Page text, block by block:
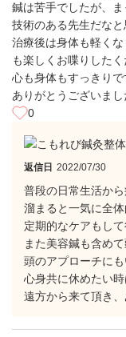
鍼は苦手でしたが、ま
技術のある先生だなと
治療後は身体も軽く
も楽しくお喋りしたく
心も身体もすっきりで
ありがとうございまし
0
返信日 2022/07/30
普段の日常生活か
溜まると一気に全
定期的なケアもして
また美容鍼も含め
頭のアプローチに
心身共に休めたい時
遠方から来て頂き、